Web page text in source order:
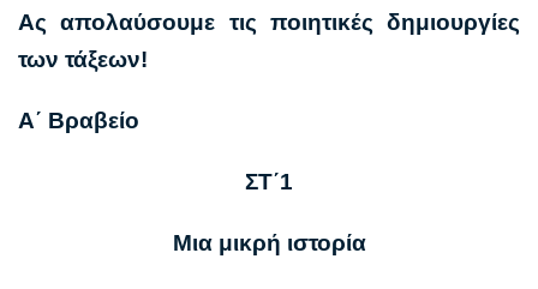
Ας απολαύσουμε τις ποιητικές δημιουργίες
των τάξεων!
Α΄ Βραβείο
ΣΤ΄1
Μια μικρή ιστορία